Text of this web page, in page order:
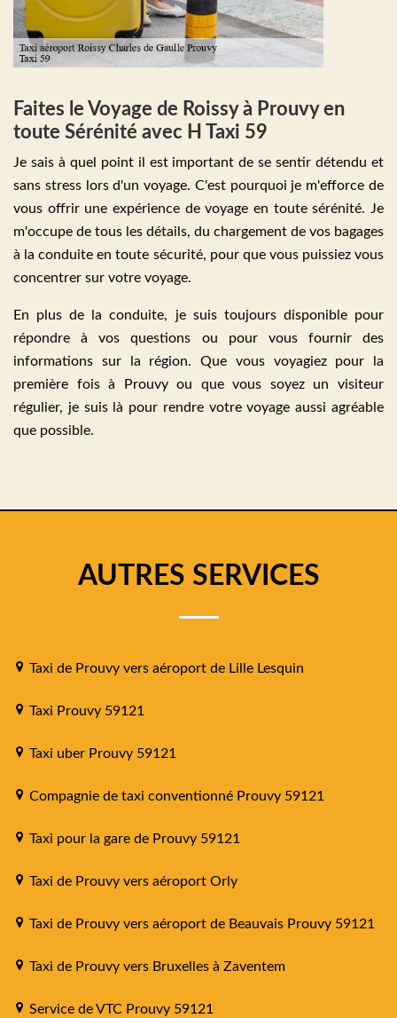
Faites le Voyage de Roissy à Prouvy en
toute Sérénité avec H Taxi 59
Je sais à quel point il est important de se sentir détendu et
sans stress lors d'un voyage. C'est pourquoi je m'efforce de
vous offrir une expérience de voyage en toute sérénité. Je
m'occupe de tous les détails, du chargement de vos bagages
à la conduite en toute sécurité, pour que vous puissiez vous
concentrer sur votre voyage.
En plus de la conduite, je suis toujours disponible pour
répondre à vos questions ou pour vous fournir des
informations sur la région. Que vous voyagiez pour la
première fois à Prouvy ou que vous soyez un visiteur
régulier, je suis là pour rendre votre voyage aussi agréable
que possible.
AUTRES SERVICES
Taxi de Prouvy vers aéroport de Lille Lesquin
Taxi Prouvy 59121
Taxi uber Prouvy 59121
Compagnie de taxi conventionné Prouvy 59121
Taxi pour la gare de Prouvy 59121
Taxi de Prouvy vers aéroport Orly
Taxi de Prouvy vers aéroport de Beauvais Prouvy 59121
Taxi de Prouvy vers Bruxelles à Zaventem
Service de VTC Prouvy 59121